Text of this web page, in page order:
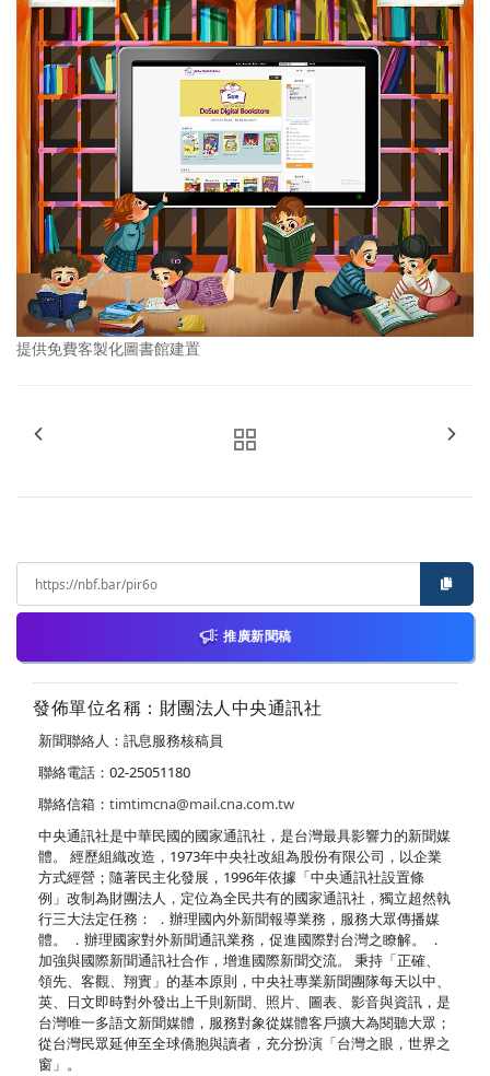
提供免費客製化圖書館建置
推廣新聞稿
發佈單位名稱：財團法人中央通訊社
新聞聯絡人：訊息服務核稿員
聯絡電話：02-25051180
聯絡信箱： timtimcna@mail.cna.com.tw
中央通訊社是中華民國的國家通訊社，是台灣最具影響力的新聞媒
體。 經歷組織改造，1973年中央社改組為股份有限公司，以企業
方式經營；隨著民主化發展，1996年依據「中央通訊社設置條
例」改制為財團法人，定位為全民共有的國家通訊社，獨立超然執
行三大法定任務： ．辦理國內外新聞報導業務，服務大眾傳播媒
體。 ．辦理國家對外新聞通訊業務，促進國際對台灣之瞭解。 ．
加強與國際新聞通訊社合作，增進國際新聞交流。 秉持「正確、
領先、客觀、翔實」的基本原則，中央社專業新聞團隊每天以中、
英、日文即時對外發出上千則新聞、照片、圖表、影音與資訊，是
台灣唯一多語文新聞媒體，服務對象從媒體客戶擴大為閱聽大眾；
從台灣民眾延伸至全球僑胞與讀者，充分扮演「台灣之眼，世界之
窗」。